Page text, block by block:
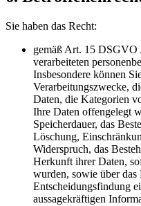
Sie haben das Recht:
gemäß Art. 15 DSGVO
verarbeiteten
Insbesondere können
Verarbeitungszwecke,
Daten, die Kategorien
Ihre Daten offengelegt
Speicherdauer, das
Löschung,
Widerspruch, das
Herkunft ihrer Daten,
wurden, sowie über das
Entscheidungsfindung
aussagekräftigen